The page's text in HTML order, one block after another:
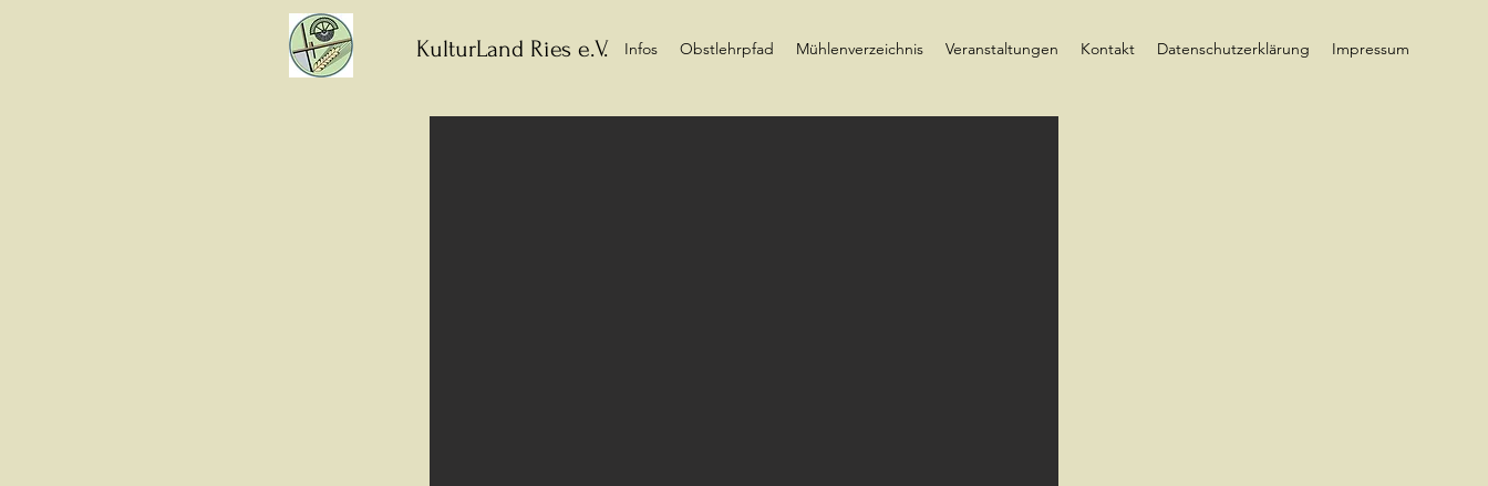
Infos Obstlehrpfad Mühlenverzeichnis Veranstaltungen Kontakt Datenschutzerklärung Impressum
KulturLand Ries e.V.